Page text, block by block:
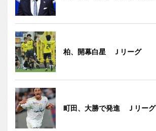
柏、開幕白星 Ｊリーグ
町田、大勝で発進 Ｊリーグ